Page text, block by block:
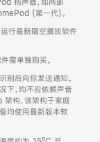
扬声器，如两部
(第一代)。
行最新隔空播放软件
需单独购买。
别后向你发送通知。
下，均不应依赖声音
构，该架构于家庭
均使用最新版本软